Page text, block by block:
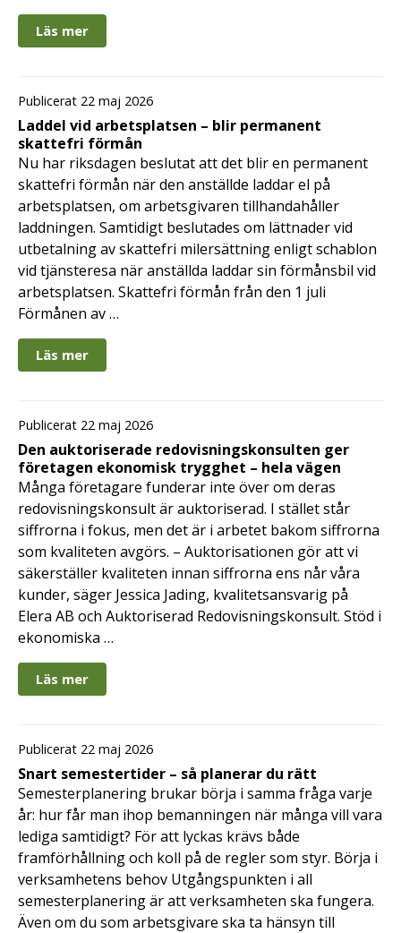
Läs mer
Publicerat 22 maj 2026
Laddel vid arbetsplatsen – blir permanent
skattefri förmån
Nu har riksdagen beslutat att det blir en permanent
skattefri förmån när den anställde laddar el på
arbetsplatsen, om arbetsgivaren tillhandahåller
laddningen. Samtidigt beslutades om lättnader vid
utbetalning av skattefri milersättning enligt schablon
vid tjänsteresa när anställda laddar sin förmånsbil vid
arbetsplatsen. Skattefri förmån från den 1 juli
Förmånen av …
Läs mer
Publicerat 22 maj 2026
Den auktoriserade redovisningskonsulten ger
företagen ekonomisk trygghet – hela vägen
Många företagare funderar inte över om deras
redovisningskonsult är auktoriserad. I stället står
siffrorna i fokus, men det är i arbetet bakom siffrorna
som kvaliteten avgörs. – Auktorisationen gör att vi
säkerställer kvaliteten innan siffrorna ens når våra
kunder, säger Jessica Jading, kvalitetsansvarig på
Elera AB och Auktoriserad Redovisningskonsult. Stöd i
ekonomiska …
Läs mer
Publicerat 22 maj 2026
Snart semestertider – så planerar du rätt
Semesterplanering brukar börja i samma fråga varje
år: hur får man ihop bemanningen när många vill vara
lediga samtidigt? För att lyckas krävs både
framförhållning och koll på de regler som styr. Börja i
verksamhetens behov Utgångspunkten i all
semesterplanering är att verksamheten ska fungera.
Även om du som arbetsgivare ska ta hänsyn till